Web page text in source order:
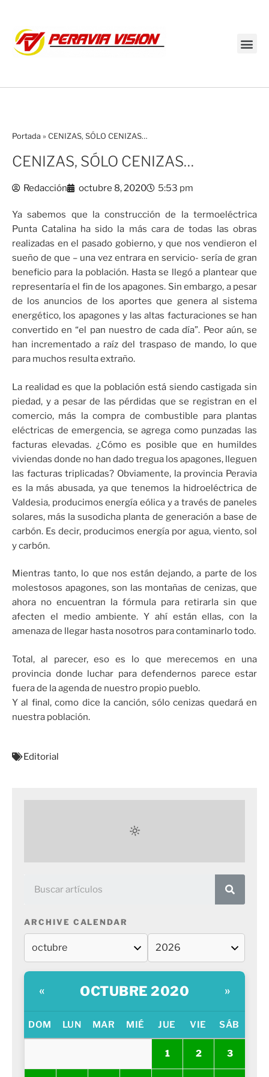
Portada » CENIZAS, SÓLO CENIZAS…
CENIZAS, SÓLO CENIZAS…
Redacción octubre 8, 2020 5:53 pm
Ya sabemos que la construcción de la termoeléctrica
Punta Catalina ha sido la más cara de todas las obras
realizadas en el pasado gobierno, y que nos vendieron el
sueño de que – una vez entrara en servicio- sería de gran
beneficio para la población. Hasta se llegó a plantear que
representaría el fin de los apagones. Sin embargo, a pesar
de los anuncios de los aportes que genera al sistema
energético, los apagones y las altas facturaciones se han
convertido en “el pan nuestro de cada día”. Peor aún, se
han incrementado a raíz del traspaso de mando, lo que
para muchos resulta extraño.
La realidad es que la población está siendo castigada sin
piedad, y a pesar de las pérdidas que se registran en el
comercio, más la compra de combustible para plantas
eléctricas de emergencia, se agrega como punzadas las
facturas elevadas. ¿Cómo es posible que en humildes
viviendas donde no han dado tregua los apagones, lleguen
las facturas triplicadas? Obviamente, la provincia Peravia
es la más abusada, ya que tenemos la hidroeléctrica de
Valdesia, producimos energía eólica y a través de paneles
solares, más la susodicha planta de generación a base de
carbón. Es decir, producimos energía por agua, viento, sol
y carbón.
Mientras tanto, lo que nos están dejando, a parte de los
molestosos apagones, son las montañas de cenizas, que
ahora no encuentran la fórmula para retirarla sin que
afecten el medio ambiente. Y ahí están ellas, con la
amenaza de llegar hasta nosotros para contaminarlo todo.
Total, al parecer, eso es lo que merecemos en una
provincia donde luchar para defendernos parece estar
fuera de la agenda de nuestro propio pueblo.
Y al final, como dice la canción, sólo cenizas quedará en
nuestra población.
Editorial
ARCHIVE CALENDAR
« OCTUBRE 2020 »
DOM LUN MAR MIÉ JUE VIE SÁB
1 2 3